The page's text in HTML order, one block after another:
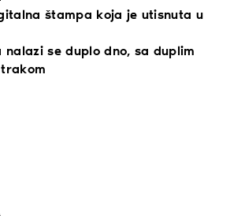
štampa koja je utisnuta u
nalazi se duplo dno, sa duplim